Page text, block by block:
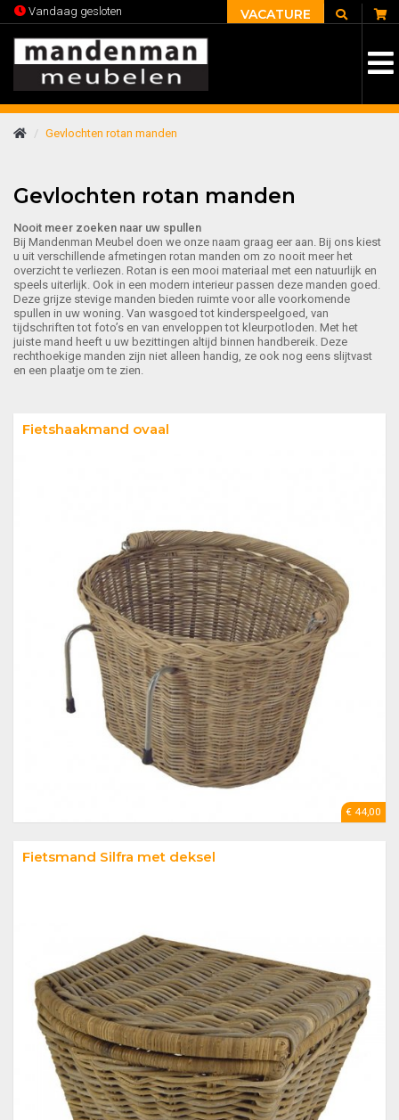
Vandaag gesloten VACATURE
Gevlochten rotan manden
Gevlochten rotan manden
Nooit meer zoeken naar uw spullen
Bij Mandenman Meubel doen we onze naam graag eer aan. Bij ons kiest
u uit verschillende afmetingen rotan manden om zo nooit meer het
overzicht te verliezen. Rotan is een mooi materiaal met een natuurlijk en
speels uiterlijk. Ook in een modern interieur passen deze manden goed.
Deze grijze stevige manden bieden ruimte voor alle voorkomende
spullen in uw woning. Van wasgoed tot kinderspeelgoed, van
tijdschriften tot foto’s en van enveloppen tot kleurpotloden. Met het
juiste mand heeft u uw bezittingen altijd binnen handbereik. Deze
rechthoekige manden zijn niet alleen handig, ze ook nog eens slijtvast
en een plaatje om te zien.
Fietshaakmand ovaal
€ 44,00
Fietsmand Silfra met deksel